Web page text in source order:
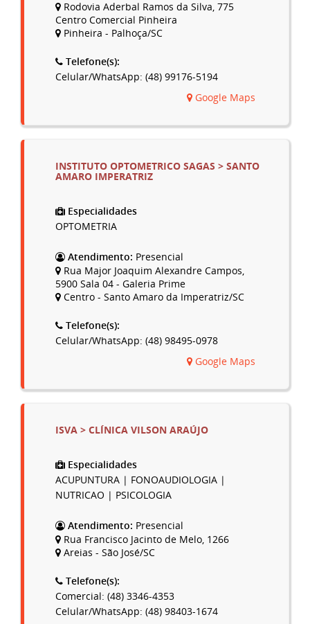
Rodovia Aderbal Ramos da Silva, 775
Centro Comercial Pinheira
Pinheira - Palhoça/SC
Telefone(s):
Celular/WhatsApp: (48) 99176-5194
Google Maps
INSTITUTO OPTOMETRICO SAGAS > SANTO
AMARO IMPERATRIZ
Especialidades
OPTOMETRIA
Atendimento: Presencial
Rua Major Joaquim Alexandre Campos,
5900 Sala 04 - Galeria Prime
Centro - Santo Amaro da Imperatriz/SC
Telefone(s):
Celular/WhatsApp: (48) 98495-0978
Google Maps
ISVA > CLÍNICA VILSON ARAÚJO
Especialidades
ACUPUNTURA | FONOAUDIOLOGIA |
NUTRICAO | PSICOLOGIA
Atendimento: Presencial
Rua Francisco Jacinto de Melo, 1266
Areias - São José/SC
Telefone(s):
Comercial: (48) 3346-4353
Celular/WhatsApp: (48) 98403-1674